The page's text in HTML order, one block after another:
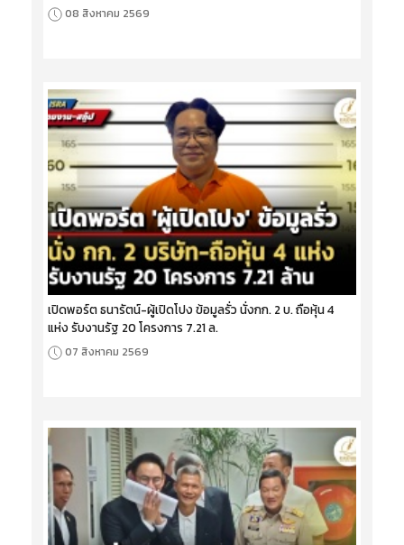
08 สิงหาคม 2569
เปิดพอร์ต ธนารัตน์-ผู้เปิดโปง ข้อมูลรั่ว นั่งกก. 2 บ. ถือหุ้น 4
แห่ง รับงานรัฐ 20 โครงการ 7.21 ล.
07 สิงหาคม 2569